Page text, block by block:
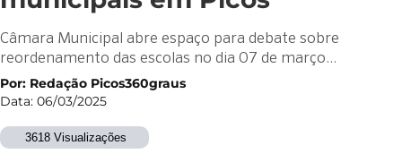
Câmara Municipal abre espaço para debate sobre
reordenamento das escolas no dia 07 de março…
Por: Redação Picos360graus
Data: 06/03/2025
3618 Visualizações